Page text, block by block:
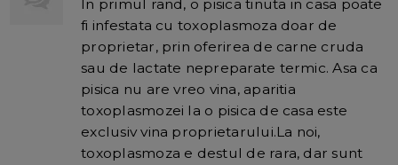
In primul rand, o pisica tinuta in casa poate
fi infestata cu toxoplasmoza doar de
proprietar, prin oferirea de carne cruda
sau de lactate nepreparate termic. Asa ca
pisica nu are vreo vina, aparitia
toxoplasmozei la o pisica de casa este
exclusiv vina proprietarului.La noi,
toxoplasmoza e destul de rara, dar sunt